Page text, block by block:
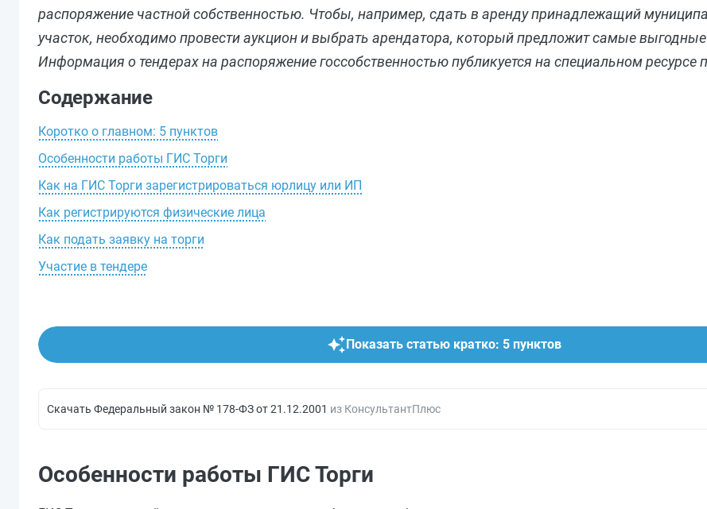
распоряжение частной собственностью. Чтобы, например, сдать в аренду принадлежащий
участок, необходимо провести аукцион и выбрать арендатора, который предложит самые выгодные
Информация о тендерах на распоряжение госсобственностью публикуется на специальном ресурсе
Содержание
Коротко о главном: 5 пунктов
Особенности работы ГИС Торги
Как на ГИС Торги зарегистрироваться юрлицу или ИП
Как регистрируются физические лица
Как подать заявку на торги
Участие в тендере
Показать статью кратко: 5 пунктов
Скачать Федеральный закон № 178-ФЗ от 21.12.2001 из КонсультантПлюс
Особенности работы ГИС Торги